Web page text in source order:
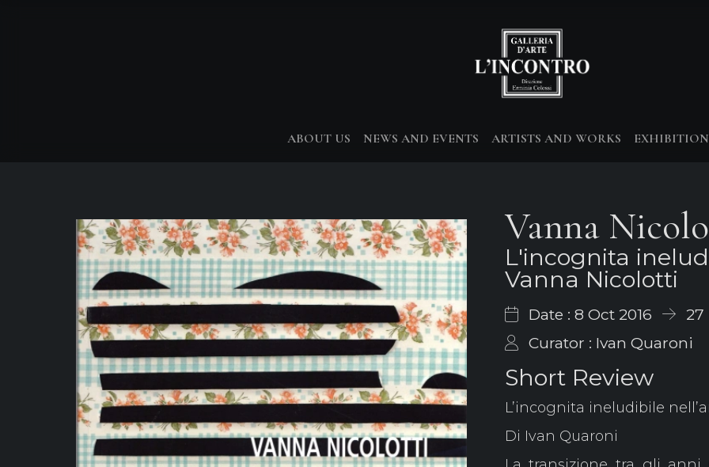
ABOUT US NEWS AND EVENTS ARTISTS AND WORKS
Vanna
L'incognita
Vanna Nicolotti
Date : 8 Oct 2016
27
Curator : Ivan Quaroni
Short Review
L’incognita ineludibile
Di Ivan Quaroni